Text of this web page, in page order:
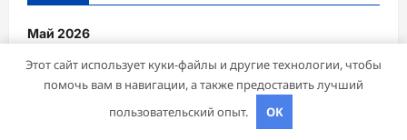
Май 2026
Апрель 2026
Этот сайт использует куки-файлы и другие технологии, чтобы
помочь вам в навигации, а также предоставить лучший
пользовательский опыт.
OK